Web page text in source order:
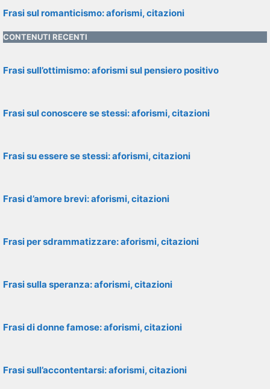
Frasi sul romanticismo: aforismi, citazioni
CONTENUTI RECENTI
Frasi sull’ottimismo: aforismi sul pensiero positivo
Frasi sul conoscere se stessi: aforismi, citazioni
Frasi su essere se stessi: aforismi, citazioni
Frasi d’amore brevi: aforismi, citazioni
Frasi per sdrammatizzare: aforismi, citazioni
Frasi sulla speranza: aforismi, citazioni
Frasi di donne famose: aforismi, citazioni
Frasi sull’accontentarsi: aforismi, citazioni